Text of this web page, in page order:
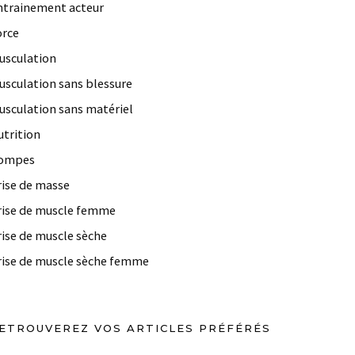
acteur
sans blessure
sans matériel
de masse
de muscle femme
de muscle sèche
de muscle sèche femme
VOS ARTICLES PRÉFÉRÉS